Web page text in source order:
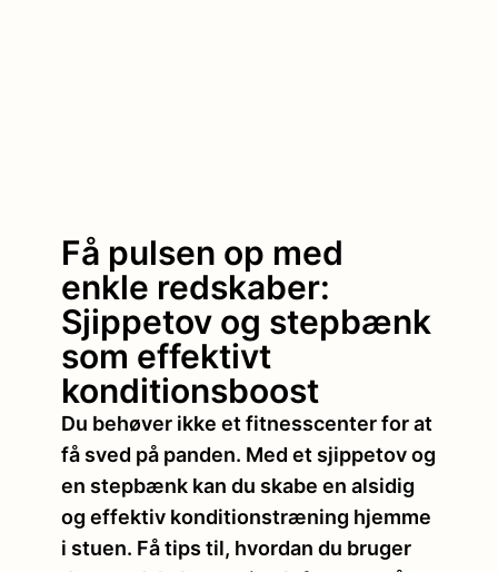
Få pulsen op med
enkle redskaber:
Sjippetov og stepbænk
som effektivt
konditionsboost
Du behøver ikke et fitnesscenter for at
få sved på panden. Med et sjippetov og
en stepbænk kan du skabe en alsidig
og effektiv konditionstræning hjemme
i stuen. Få tips til, hvordan du bruger